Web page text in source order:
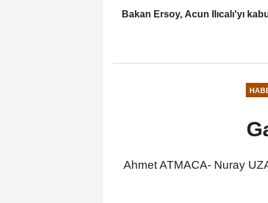
Bakan Ersoy, Acun Ilıcalı'yı
Ahmet ATMACA- Nuray